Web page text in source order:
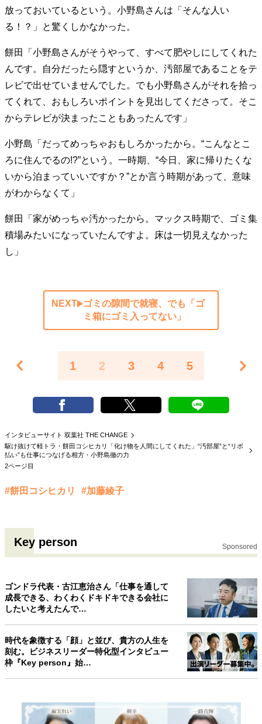
私を彩るエッセンス
60代のネクストステージ
70代のグランドデザイン
社会・カルチャー・マネー
地域とつながる/お金との付き合い方
放っておいているという。小野島さんは「そんな人い
る！？」と驚くしかなかった。
餅田「小野島さんがそうやって、すべて肥やしにしてくれた
んです。自分だったら隠すというか、汚部屋であることをテ
レビで出せていませんでした。でも小野島さんがそれを拾っ
てくれて、おもしろいポイントを見出してくださって。そこ
からテレビが決まったこともあったんです」
小野島「だってめっちゃおもしろかったから。“こんなとこ
ろに住んでるの!?”という。一時期、“今日、家に帰りたくな
いから泊まっていいですか？”とか言う時期があって、意味
がわからなくて」
餅田「家がめっちゃ汚かったから。マックス時期で、ゴミ集
積場みたいになっていたんですよ。床は一切見えなかった
し」
NEXT
ゴミの隙間で就寝、でも「ゴ
ミ箱にゴミ入ってない」
1 2 3 4 5
インタビューサイト 双葉社 THE CHANGE
駆け抜けて軽トラ・餅田コシヒカリ「化け物を人間にしてくれた」“汚部屋”と“リボ
払い”も仕事につなげる相方・小野島徹の力
2ページ目
#餅田コシヒカリ #加藤綾子
Key person Sponsored
ゴンドラ代表・古江恵治さん「仕事を通して
成長できる、わくわくドキドキできる会社に
したいと考えたんで…
時代を象徴する「顔」と並び、貴方の人生を
刻む。ビジネスリーダー特化型インタビュー
枠『Key person』始…